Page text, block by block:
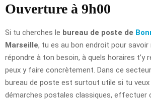
Ouverture à 9h00
Si tu cherches le bureau de poste de
Marseille, tu es au bon endroit pour savoir
répondre à ton besoin, à quels horaires t’y
peux y faire concrètement. Dans ce
bureau de poste est surtout utile si tu veux
démarches postales classiques, effectuer